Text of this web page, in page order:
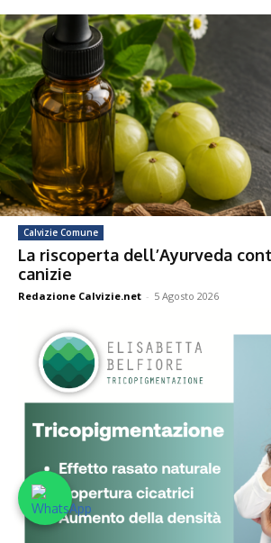
Calvizie Comune
La riscoperta dell’Ayurveda
canizie
Redazione Calvizie.net - 5 Agosto 2026